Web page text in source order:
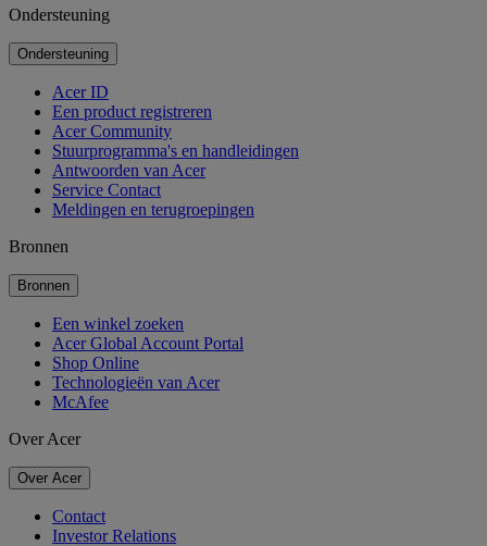
Ondersteuning
Ondersteuning
Acer ID
Een product registreren
Acer Community
Stuurprogramma's en handleidingen
Antwoorden van Acer
Service Contact
Meldingen en terugroepingen
Bronnen
Bronnen
Een winkel zoeken
Acer Global Account Portal
Shop Online
Technologieën van Acer
McAfee
Over Acer
Over Acer
Contact
Investor Relations